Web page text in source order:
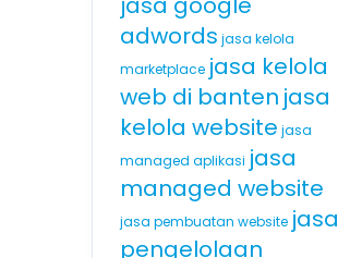
adwords jasa kelola
marketplace jasa kelola
web di banten jasa
kelola website jasa
managed aplikasi jasa
managed website
jasa pembuatan website jasa
pengelolaan